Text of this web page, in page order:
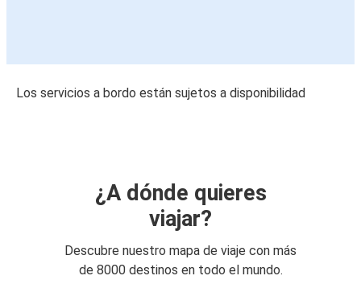
Los servicios a bordo están sujetos a disponibilidad
¿A dónde quieres
viajar?
Descubre nuestro mapa de viaje con más
de 8000 destinos en todo el mundo.